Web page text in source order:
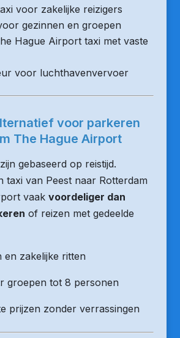
voor zakelijke reizigers
gezinnen en groepen
Hague Airport taxi met vaste
voor luchthavenvervoer
voor parkeren
The Hague Airport
gebaseerd op reistijd.
taxi van Peest naar Rotterdam
vaak voordeliger dan
of reizen met gedeelde
en zakelijke ritten
groepen tot 8 personen
prijzen zonder verrassingen